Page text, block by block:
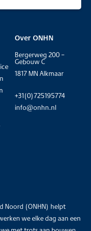
Noord (ONHN) helpt
we elke dag aan een
Over ONHN
Bergerweg 200 –
Gebouw C
1817 MN Alkmaar
+31(0)725195774
info@onhn.nl